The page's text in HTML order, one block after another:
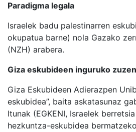
Paradigma legala
Israelek badu palestinarren
okupatua barne) nola Gazako
(NZH) arabera.
Giza eskubideen inguruko
Giza Eskubideen Adierazpen
eskubidea”, baita askatasunaz
Itunak (EGKENI, Israelek
hezkuntza-eskubidea